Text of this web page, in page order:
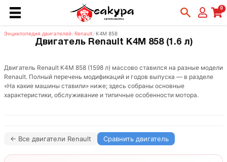
0
Энциклопедия двигателей/ Renault / K4M 858
Двигатель Renault K4M 858 (1.6 л)
Двигатель Renault K4M 858 (1598 л) массово ставился на разные модели
Renault. Полный перечень модификаций и годов выпуска — в разделе
«На какие машины ставили» ниже; здесь собраны основные
характеристики, обслуживание и типичные особенности мотора.
← Все двигатели Renault Сравнить двигатель